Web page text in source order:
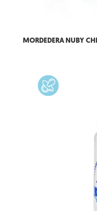
MORDEDERA NUBY